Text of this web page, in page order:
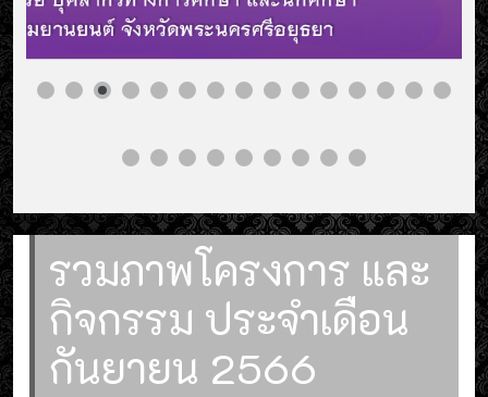
รวมภาพโครงการ และ
กิจกรรม ประจำเดือน
กันยายน 2566